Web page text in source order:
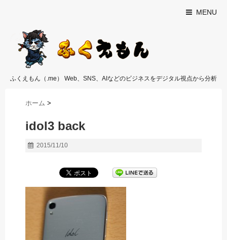
MENU
ふくえもん（.me） Web、SNS、AIなどのビジネスをデジタル視点から分析
ホーム >
idol3 back
2015/11/10